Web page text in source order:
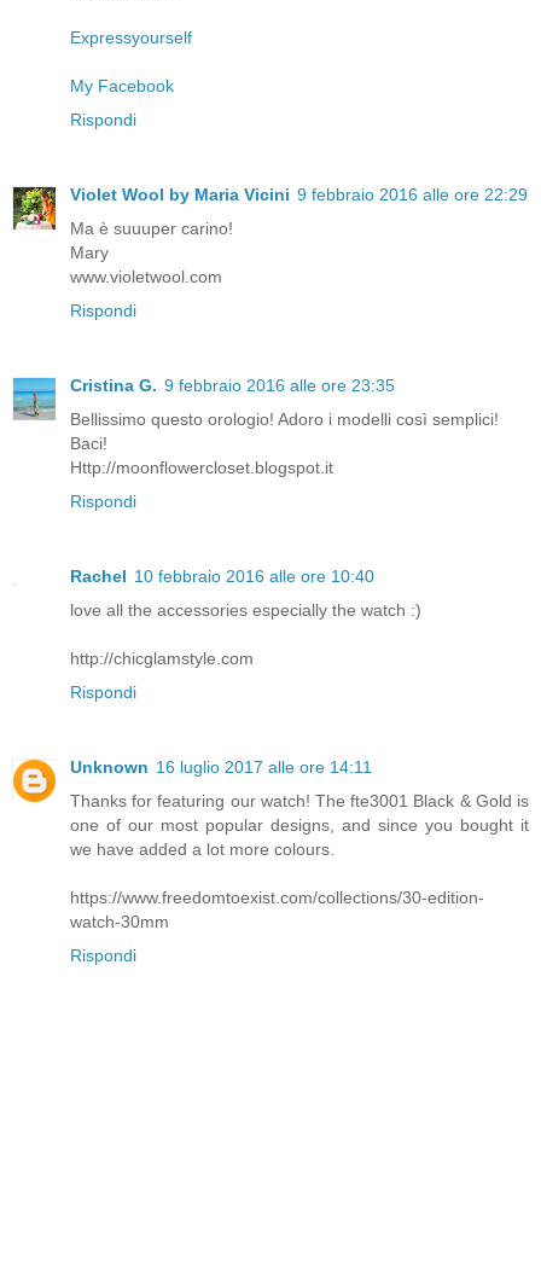
Expressyourself
My Facebook
Rispondi
Violet Wool by Maria Vicini 9 febbraio 2016 alle ore 22:29
Ma è suuuper carino!
Mary
www.violetwool.com
Rispondi
Cristina G. 9 febbraio 2016 alle ore 23:35
Bellissimo questo orologio! Adoro i modelli così semplici!
Baci!
Http://moonflowercloset.blogspot.it
Rispondi
Rachel 10 febbraio 2016 alle ore 10:40
love all the accessories especially the watch :)
http://chicglamstyle.com
Rispondi
Unknown 16 luglio 2017 alle ore 14:11
Thanks for featuring our watch! The fte3001 Black & Gold is
one of our most popular designs, and since you bought it
we have added a lot more colours.
https://www.freedomtoexist.com/collections/30-edition-
watch-30mm
Rispondi